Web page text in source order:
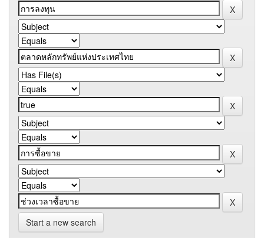
Start a new search